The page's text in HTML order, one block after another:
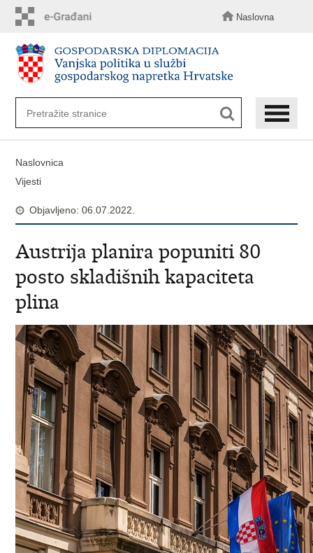
sadržaj
Naslovna
Naslovnica
Vijesti
Objavljeno: 06.07.2022.
Austrija planira popuniti 80
posto skladišnih kapaciteta
plina